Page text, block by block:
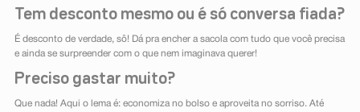
Tem desconto mesmo ou é só conversa fiada?
É desconto de verdade, sô! Dá pra encher a sacola com tudo que você precisa
e ainda se surpreender com o que nem imaginava querer!
Preciso gastar muito?
Que nada! Aqui o lema é: economiza no bolso e aproveita no sorriso. Até